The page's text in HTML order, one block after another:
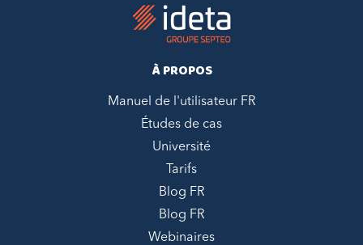
À PROPOS
Manuel de l'utilisateur FR
Études de cas
Université
Tarifs
Blog FR
Blog FR
Webinaires